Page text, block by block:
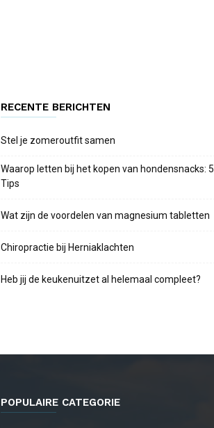
RECENTE BERICHTEN
Stel je zomeroutfit samen
Waarop letten bij het kopen van hondensnacks: 5
Tips
Wat zijn de voordelen van magnesium tabletten
Chiropractie bij Herniaklachten
Heb jij de keukenuitzet al helemaal compleet?
POPULAIRE CATEGORIE